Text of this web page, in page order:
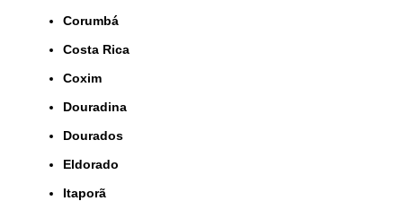
Corumbá
Costa Rica
Coxim
Douradina
Dourados
Eldorado
Itaporã